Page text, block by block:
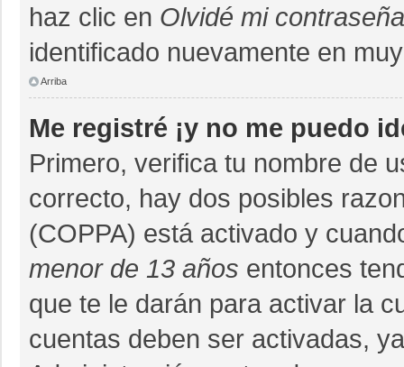
haz clic en Olvidé mi contraseña
identificado nuevamente en
Arriba
Me registré ¡y no me puedo
Primero, verifica tu nombre de
correcto, hay dos posibles
(COPPA) está activado y
menor de 13 años entonces
que te le darán para activar la
cuentas deben ser activadas,